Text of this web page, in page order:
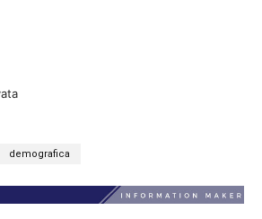
demografica